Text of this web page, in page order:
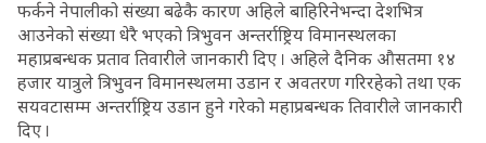
फर्कने नेपालीको संख्या बढेकै कारण अहिले बाहिरिनेभन्दा देशभित्र
आउनेको संख्या धेरै भएको त्रिभुवन अन्तर्राष्ट्रिय विमानस्थलका
महाप्रबन्धक प्रताव तिवारीले जानकारी दिए । अहिले दैनिक औसतमा १४
हजार यात्रुले त्रिभुवन विमानस्थलमा उडान र अवतरण गरिरहेको तथा एक
सयवटासम्म अन्तर्राष्ट्रिय उडान हुने गरेको महाप्रबन्धक तिवारीले जानकारी
दिए ।